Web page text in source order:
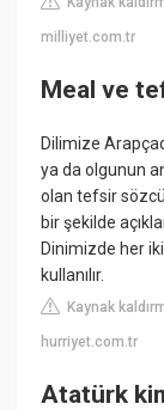
milliyet.com.tr
Meal ve
Dilimize
ya da olgunun
olan tefsir
bir şekilde
Dinimizde her
kullanılır.
Kaynak
hurriyet.com.tr
Atatürk